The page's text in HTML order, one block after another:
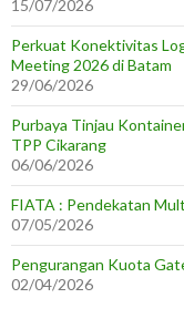
15/07/2026
Perkuat Konektivitas
Meeting 2026 di Batam
29/06/2026
Purbaya Tinjau
TPP Cikarang
06/06/2026
FIATA : Pendekatan
07/05/2026
Pengurangan Kuota
02/04/2026